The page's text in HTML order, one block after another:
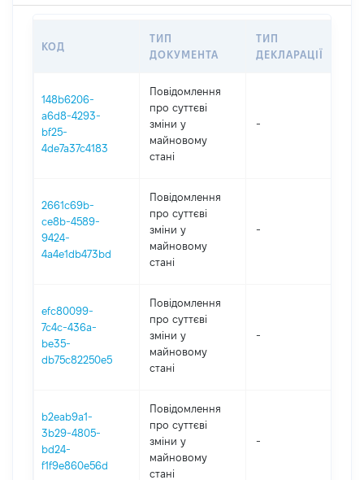
КОД
ТИП
ДОКУМЕНТА
ТИП
ДЕКЛАРАЦІЇ
148b6206-
a6d8-4293-
bf25-
4de7a37c4183
Повідомлення
про суттєві
зміни y
майновому
стані
-
2661c69b-
ce8b-4589-
9424-
4a4e1db473bd
Повідомлення
про суттєві
зміни y
майновому
стані
-
efc80099-
7c4c-436a-
be35-
db75c82250e5
Повідомлення
про суттєві
зміни y
майновому
стані
-
b2eab9a1-
3b29-4805-
bd24-
f1f9e860e56d
Повідомлення
про суттєві
зміни y
майновому
стані
-